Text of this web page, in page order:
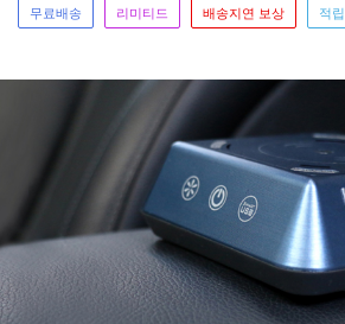
무료배송 리미티드 배송지연 보상 적립